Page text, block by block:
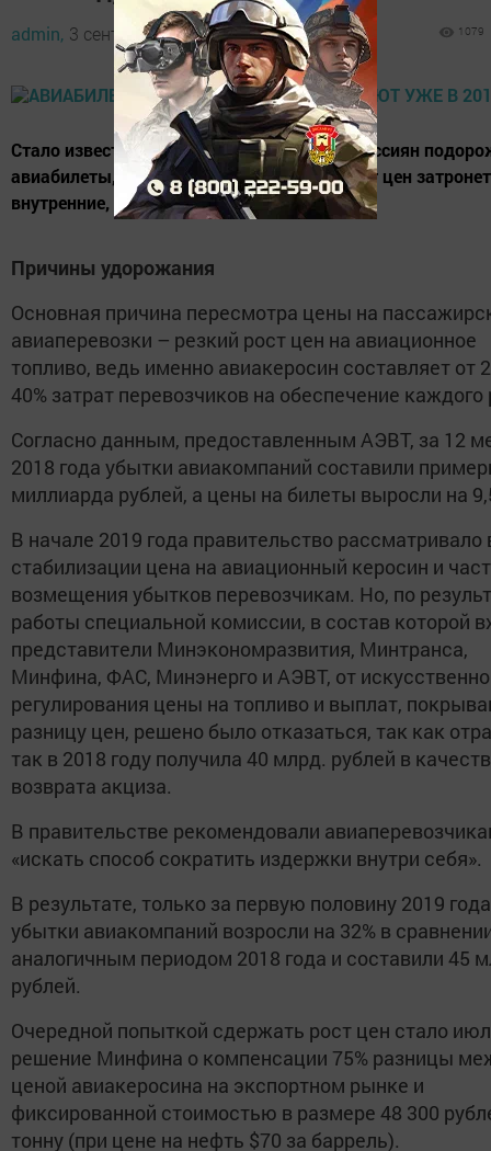
admin, 3 сентября 2019 - 08:49 1079
Стало известно, что уже в 2019 году для россиян
авиабилеты, при чем, анонсированный рост цен
внутренние, и международные рейсы.
Причины удорожания
Основная причина пересмотра цены на
авиаперевозки – резкий рост цен на авиационное
топливо, ведь именно авиакеросин составляет от
40% затрат перевозчиков на обеспечение каждого
Согласно данным, предоставленным АЭВТ, за 12
2018 года убытки авиакомпаний составили
миллиарда рублей, а цены на билеты выросли на
В начале 2019 года правительство рассматривало
стабилизации цена на авиационный керосин и
возмещения убытков перевозчикам. Но, по
работы специальной комиссии, в состав которой
представители Минэкономразвития, Минтранса,
Минфина, ФАС, Минэнерго и АЭВТ, от
регулирования цены на топливо и выплат,
разницу цен, решено было отказаться, так как
так в 2018 году получила 40 млрд. рублей в
возврата акциза.
В правительстве рекомендовали
«искать способ сократить издержки внутри себя».
В результате, только за первую половину 2019 года
убытки авиакомпаний возросли на 32% в
аналогичным периодом 2018 года и составили 45
рублей.
Очередной попыткой сдержать рост цен стало
решение Минфина о компенсации 75% разницы
ценой авиакеросина на экспортном рынке и
фиксированной стоимостью в размере 48 300
тонну (при цене на нефть $70 за баррель).